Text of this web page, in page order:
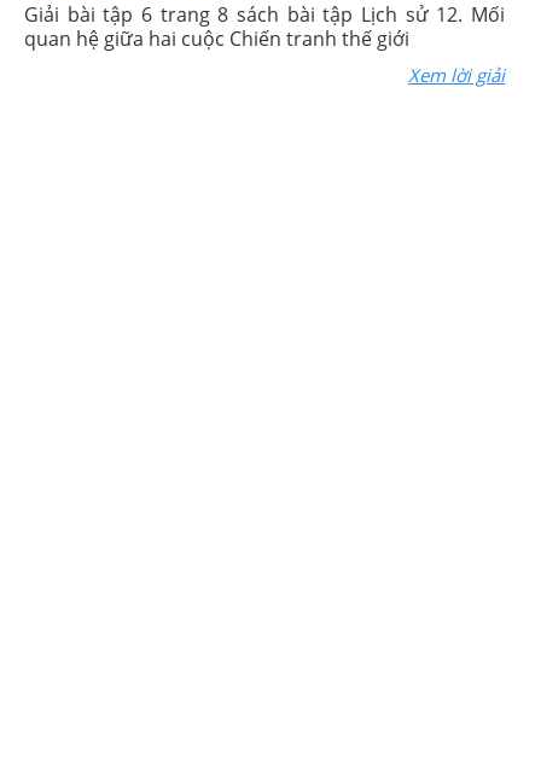
Giải bài tập 6 trang 8 sách bài tập Lịch sử 12. Mối
quan hệ giữa hai cuộc Chiến tranh thế giới
Xem lời giải